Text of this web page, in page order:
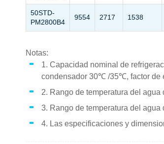
50STD-
PM2800B4
9554 2717 1538
Notas:
1. Capacidad nominal de
condensador 30℃ /35℃, factor de
2. Rango de temperatura del
3. Rango de temperatura del
4. Las especificaciones y